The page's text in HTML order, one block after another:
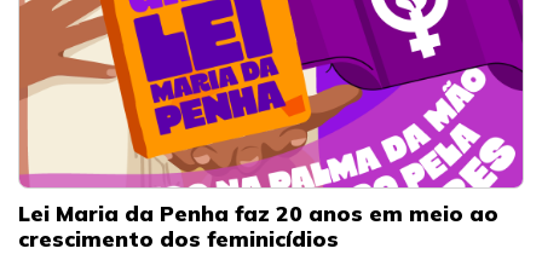
Lei Maria da Penha faz 20 anos em meio ao
crescimento dos feminicídios